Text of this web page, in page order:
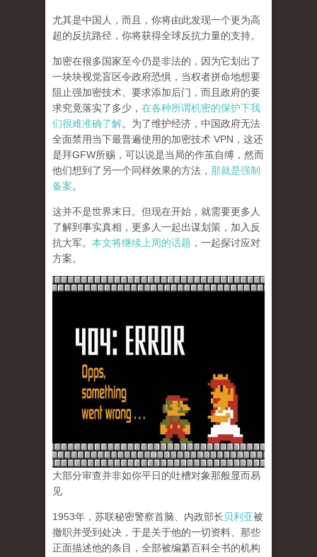
尤其是中国人，而且，你将由此发现一个更为高
超的反抗路径，你将获得全球反抗力量的支持。
加密在很多国家至今仍是非法的，因为它划出了
一块块视觉盲区令政府恐惧，当权者拼命地想要
阻止强加密技术、要求添加后门，而且政府的要
求究竟落实了多少， 在各种所谓机密的保护下我
们很难准确了解。为了维护经济，中国政府无法
全面禁用当下最普遍使用的加密技术 VPN，这还
是拜GFW所赐，可以说是当局的作茧自缚，然而
他们想到了另一个同样效果的方法， 那就是强制
备案。
这并不是世界末日。但现在开始，就需要更多人
了解到事实真相，更多人一起出谋划策，加入反
抗大军。 本文将继续上周的话题 ，一起探讨应对
方案。
大部分审查并非如你平日的吐槽对象那般显而易
见
1953年，苏联秘密警察首脑、内政部长贝利亚被
撤职并受到处决，于是关于他的一切资料、那些
正面描述他的条目，全部被编纂百科全书的机构